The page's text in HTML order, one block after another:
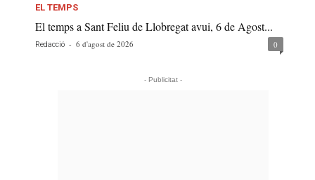
EL TEMPS
El temps a Sant Feliu de Llobregat avui, 6 de Agost...
Redacció - 6 d'agost de 2026 0
- Publicitat -